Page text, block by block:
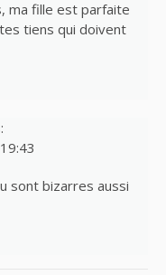
ma fille est parfaite
tiens qui doivent
sont bizarres aussi